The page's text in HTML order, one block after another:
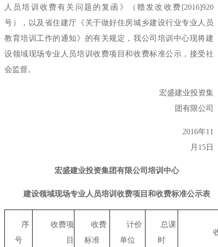
人员培训收费有关问题的复函》（赣发改收费[2016]920
号），以及省住建厅《关于做好住房城乡建设行业专业人员
教育培训工作的通知》的有关规定，我公司培训中心现将建
设领域现场专业人员培训收费项目和收费标准公示，接受社
会监督。
宏盛建业投资集
团有限公司
2016年11
月 15日
宏盛建业投资集团有限公司培训中心
建设领域现场专业人员培训收费项目和收费标准公示表
序
号
收费项
目
收费
标准
计价
单位
总课
时